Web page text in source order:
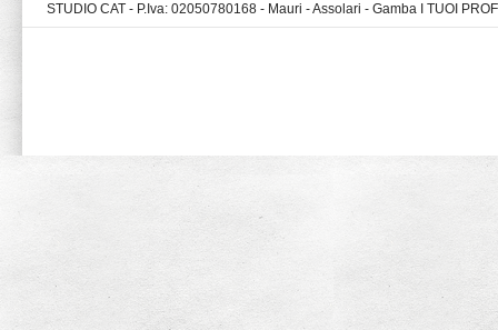
STUDIO CAT - P.Iva: 02050780168 - Mauri - Assolari - Gamba I TUOI